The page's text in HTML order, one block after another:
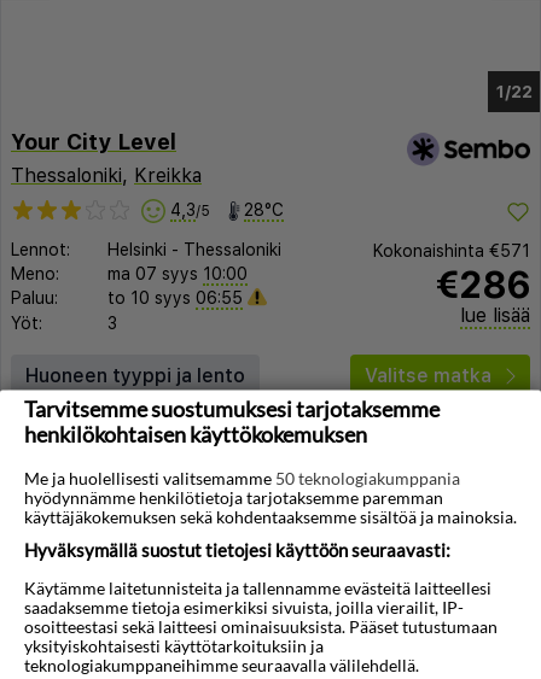
1/18
Your City Level
Thessaloniki, Kreikka
4,3/5 28°C
Lennot: Helsinki - Thessaloniki
Meno:
ma 07 syys 10:00
Paluu:
to 10 syys 06:55
Yöt:
3
Kokonaishinta €571
€286
lue lisää
Huoneen tyyppi ja lento Valitse matka
◀︎
Tarvitsemme suostumuksesi tarjotaksemme
henkilökohtaisen käyttökokemuksen
Me ja huolellisesti valitsemamme 50 teknologiakumppania
hyödynnämme henkilötietoja tarjotaksemme paremman
käyttäjäkokemuksen sekä kohdentaaksemme sisältöä ja mainoksia.
Hyväksymällä suostut tietojesi käyttöön seuraavasti:
Käytämme laitetunnisteita ja tallennamme evästeitä laitteellesi
saadaksemme tietoja esimerkiksi sivuista, joilla vierailit, IP-
osoitteestasi sekä laitteesi ominaisuuksista. Pääset tutustumaan
yksityiskohtaisesti käyttötarkoituksiin ja
teknologiakumppaneihimme seuraavalla välilehdellä.